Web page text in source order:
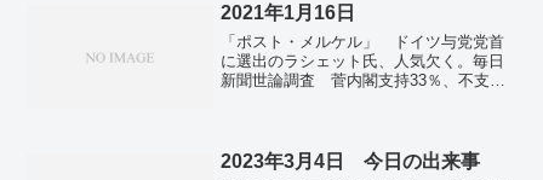
2021年1月16日
「ポスト・メルケル」 ドイツ与党党首
に選出のラシェット氏、人気欠く。毎日
新聞世論調査 菅内閣支持33％、不支持
1809人。
2023年3月4日 今日の出来事